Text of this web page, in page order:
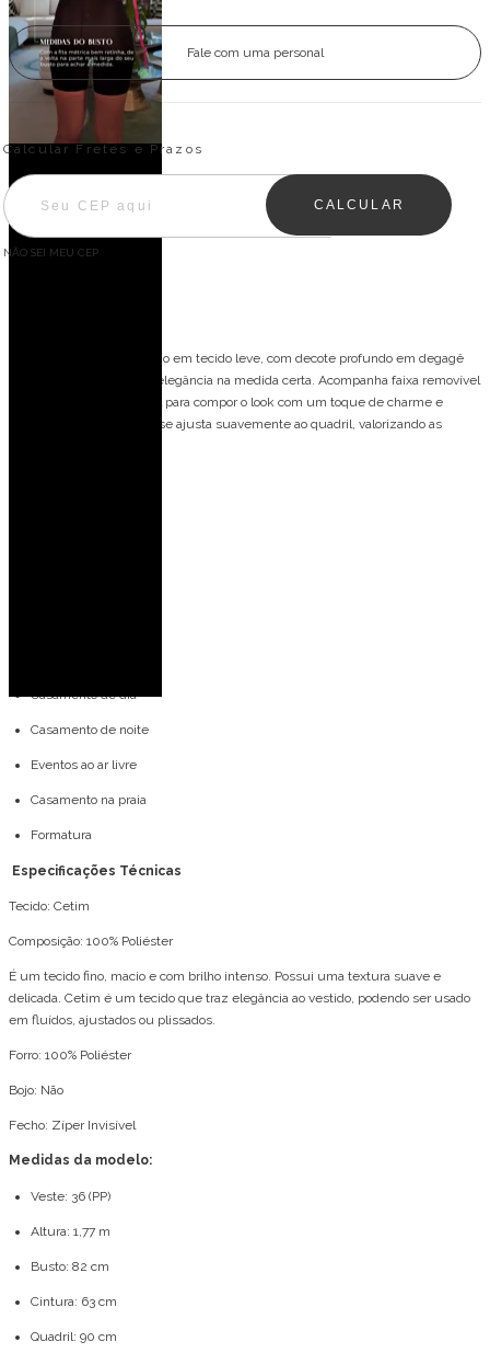
Fale com uma personal
Entregas para o CEP:
Calcular Fretes e Prazos
CALCULAR
NÃO SEI MEU CEP
Vestido midi confeccionado em tecido leve, com decote profundo em degagê
que traz sensualidade e elegância na medida certa. Acompanha faixa removível
com franjas na barra, ideal para compor o look com um toque de charme e
movimento. A saia evasê se ajusta suavemente ao quadril, valorizando as
Casamento de dia
Casamento de noite
Eventos ao ar livre
Casamento na praia
Formatura
Especificações Técnicas
Tecido: Cetim
Composição: 100% Poliéster
É um tecido fino, macio e com brilho intenso. Possui uma textura suave e
delicada. Cetim é um tecido que traz elegância ao vestido, podendo ser usado
em fluídos, ajustados ou plissados.
Forro: 100% Poliéster
Bojo: Não
Fecho: Zíper Invisível
Medidas da modelo:
Veste: 36 (PP)
Altura: 1,77 m
Busto: 82 cm
Cintura: 63 cm
Quadril: 90 cm